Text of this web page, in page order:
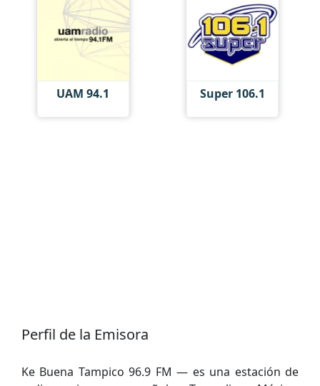
UAM 94.1 Super 106.1
Perfil de la Emisora
Ke Buena Tampico 96.9 FM — es una estación de